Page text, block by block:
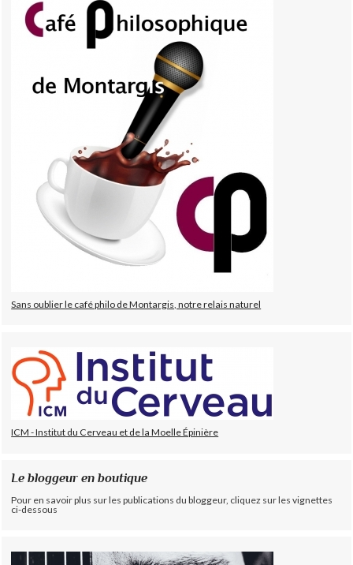
Sans oublier le café philo de Montargis, notre relais naturel
ICM - Institut du Cerveau et de la Moelle Épinière
Le bloggeur en boutique
Pour en savoir plus sur les publications du bloggeur, cliquez sur les vignettes
ci-dessous